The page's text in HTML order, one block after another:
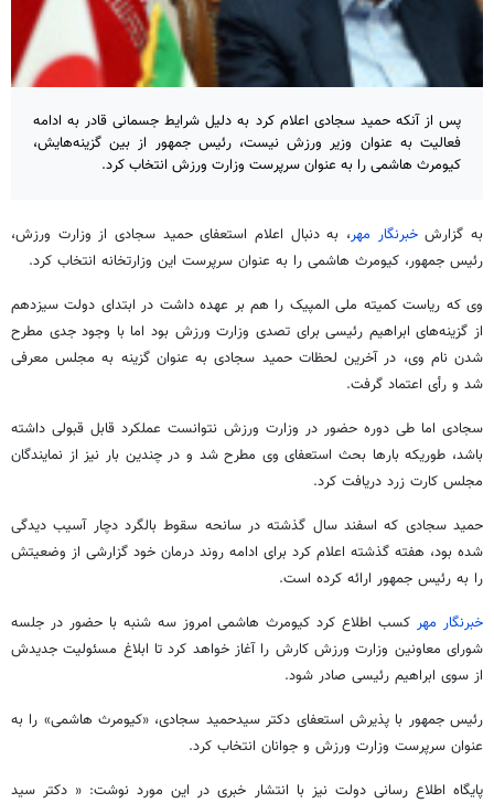
پس از آنکه حمید سجادی اعلام کرد به دلیل شرایط جسمانی قادر به ادامه
فعالیت به عنوان وزیر ورزش نیست، رئیس جمهور از بین گزینه‌هایش،
کیومرث هاشمی را به عنوان سرپرست وزارت ورزش انتخاب کرد.
به گزارشخبرنگار مهر، به دنبال اعلام استعفای حمید سجادی از وزارت ورزش،
رئیس جمهور، کیومرث هاشمی را به عنوان سرپرست این وزارتخانه انتخاب کرد.
وی که ریاست کمیته ملی المپیک را هم بر عهده داشت در ابتدای دولت سیزدهم
از گزینه‌های ابراهیم رئیسی برای تصدی وزارت ورزش بود اما با وجود جدی مطرح
شدن نام وی، در آخرین لحظات حمید سجادی به عنوان گزینه به مجلس معرفی
شد و رأی اعتماد گرفت.
سجادی اما طی دوره حضور در وزارت ورزش نتوانست عملکرد قابل قبولی داشته
باشد، طوریکه بارها بحث استعفای وی مطرح شد و در چندین بار نیز از نمایندگان
مجلس کارت زرد دریافت کرد.
حمید سجادی که اسفند سال گذشته در سانحه سقوط بالگرد دچار آسیب دیدگی
شده بود، هفته گذشته اعلام کرد برای ادامه روند درمان خود گزارشی از وضعیتش
را به رئیس جمهور ارائه کرده است.
خبرنگار مهر کسب اطلاع کرد کیومرث هاشمی امروز سه شنبه با حضور در جلسه
شورای معاونین وزارت ورزش کارش را آغاز خواهد کرد تا ابلاغ مسئولیت جدیدش
از سوی ابراهیم رئیسی صادر شود.
رئیس جمهور با پذیرش استعفای دکتر سیدحمید سجادی، «کیومرث هاشمی» را به
عنوان سرپرست وزارت ورزش و جوانان انتخاب کرد.
پایگاه اطلاع رسانی دولت نیز با انتشار خبری در این مورد نوشت: « دکتر سید